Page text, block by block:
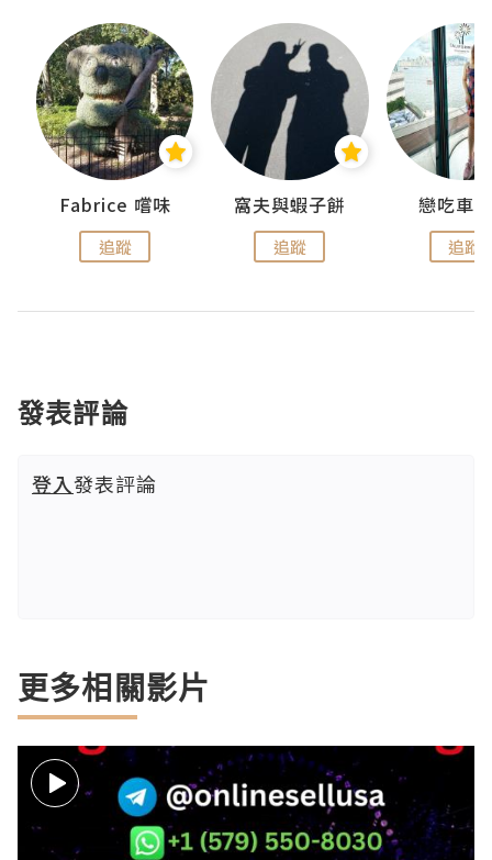
Fabrice 嚐味
追蹤
窩夫與蝦子餅
追蹤
戀吃車
追蹤
發表評論
登入發表評論
更多相關影片